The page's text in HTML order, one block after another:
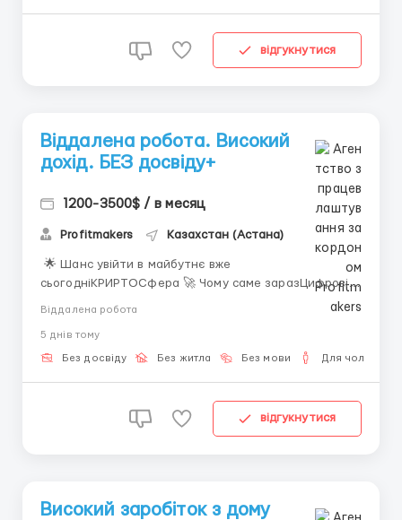
відгукнутися
Віддалена робота. Високий
дохід. БЕЗ досвіду+
1200-3500$ / в месяц
Profitmakers Казахстан (Астана)
🌟 Шанс увійти в майбутнє вже
сьогодніKPИPTOСфера 🚀 Чому саме заразЦифрові
технології розвиваються швидше, ніж що завгодно у
«експериментом», сьогодні формує економіку
майбутнього.І найголовніше — ця сфера відкрита для
Віддалена робота
5 днiв тому
Без досвіду Без житла Без мови Для чоловіків
відгукнутися
Високий заробіток з дому